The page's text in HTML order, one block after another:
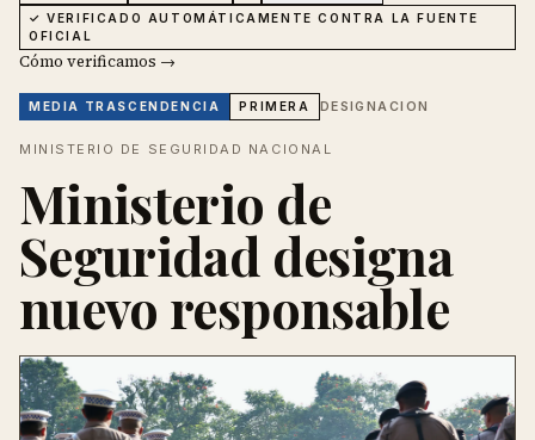
✓ VERIFICADO AUTOMÁTICAMENTE CONTRA LA FUENTE
OFICIAL
Cómo verificamos →
MEDIA TRASCENDENCIA PRIMERA DESIGNACION
MINISTERIO DE SEGURIDAD NACIONAL
Ministerio de
Seguridad designa
nuevo responsable